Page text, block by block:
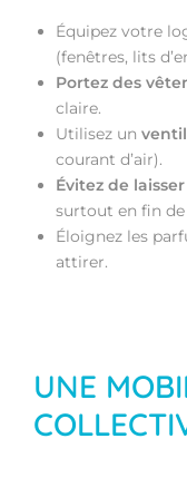
Équipez votre
(fenêtres, lits
Portez des
claire.
Utilisez un
courant d’air).
Évitez de
surtout en fin de
Éloignez les
attirer.
UNE